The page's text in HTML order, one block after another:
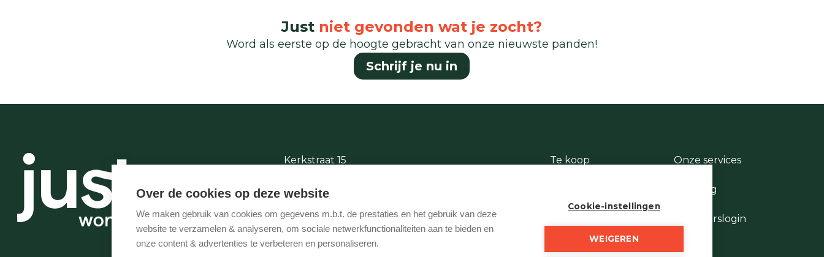
Just niet gevonden wat je zocht?
Word als eerste op de hoogte gebracht van onze nieuwste panden!
Schrijf je nu in
Kerkstraat 15
info@justwonen.be
Te koop
Stukje geschiedenis
Onze services
Te vroeg
Eigenaarslogin
Over de cookies op deze website
We maken gebruik van cookies om gegevens m.b.t. de prestaties en het gebruik van deze
website te verzamelen & analyseren, om sociale netwerkfunctionaliteiten aan te bieden en
onze content & advertenties te verbeteren en personaliseren.
Cookie-instellingen
WEIGEREN